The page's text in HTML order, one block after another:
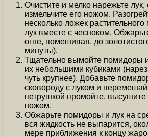
Очистите и мелко нарежьте лук,
измельчите его ножом.
несколько ложек
лук вместе с чесноком.
огне, помешивая, до
минуты).
Тщательно вымойте помидоры
их небольшими кубиками
чуть крупнее). Добавьте
сковороду с луком и
петрушкой промойте, высушите
ножом.
Обжарьте помидоры и лук на
вся жидкость не выпарится,
мере приближения к концу